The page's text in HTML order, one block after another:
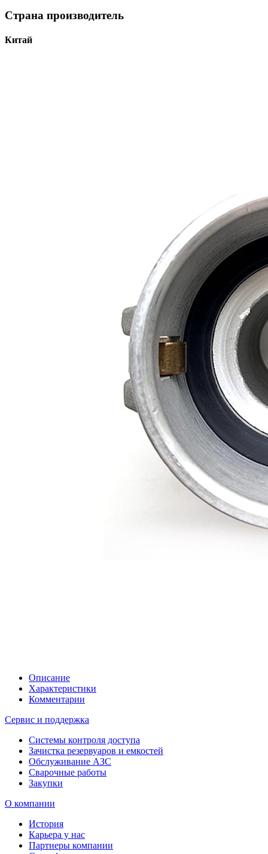
Страна производитель
Китай
Описание
Характеристики
Комментарии
Сервис и поддержка
Системы контроля доступа
Зачистка резервуаров и емкостей
Обслуживание АЗС
Сварочные работы
Закупки
О компании
История
Карьера у нас
Партнеры компании